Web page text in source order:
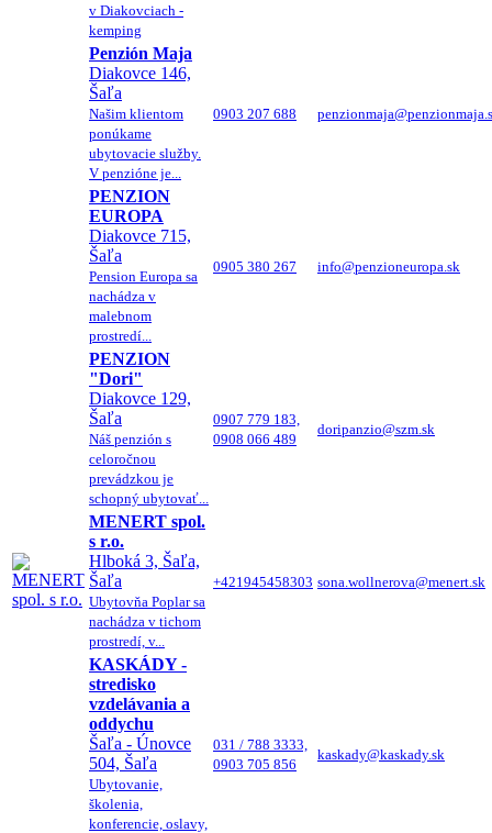
v Diakovciach -
kemping
Penzión Maja
Diakovce 146,
Šaľa
Našim klientom
ponúkame
ubytovacie služby.
V penzióne je...
0903 207 688
PENZION
EUROPA
Diakovce 715,
Šaľa
Pension Europa sa
nachádza v
malebnom
prostredí...
0905 380 267 info@penzioneuropa.sk
PENZION
"Dori"
Diakovce 129,
Šaľa
Náš penzión s
celoročnou
prevádzkou je
schopný ubytovať...
0907 779 183,
0908 066 489
doripanzio@szm.sk
MENERT spol.
s r.o.
Hlboká 3, Šaľa,
Šaľa
Ubytovňa Poplar sa
nachádza v tichom
prostredí, v...
+421945458303 sona.wollnerova@menert.sk
KASKÁDY -
stredisko
vzdelávania a
oddychu
Šaľa - Únovce
504, Šaľa
Ubytovanie,
školenia,
konferencie, oslavy,
031 / 788 3333,
0903 705 856
kaskady@kaskady.sk